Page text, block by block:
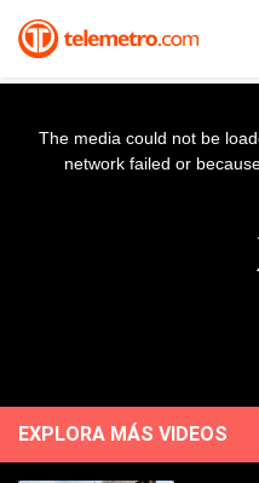
The media could not be
network failed or
EXPLORA MÁS VIDEOS